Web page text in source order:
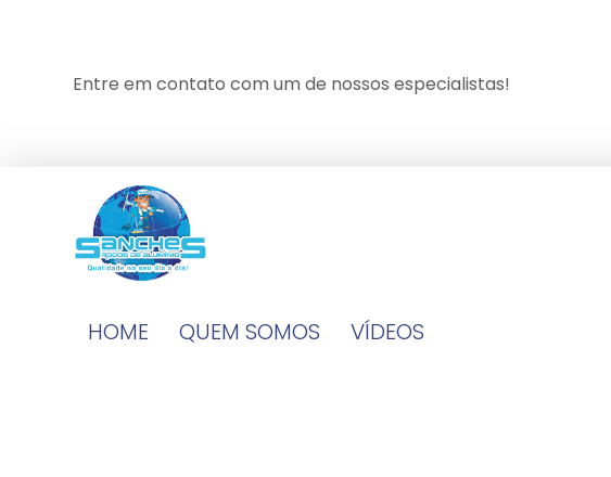
Entre em contato com um de nossos especialistas!
HOME QUEM SOMOS
VÍDEOS